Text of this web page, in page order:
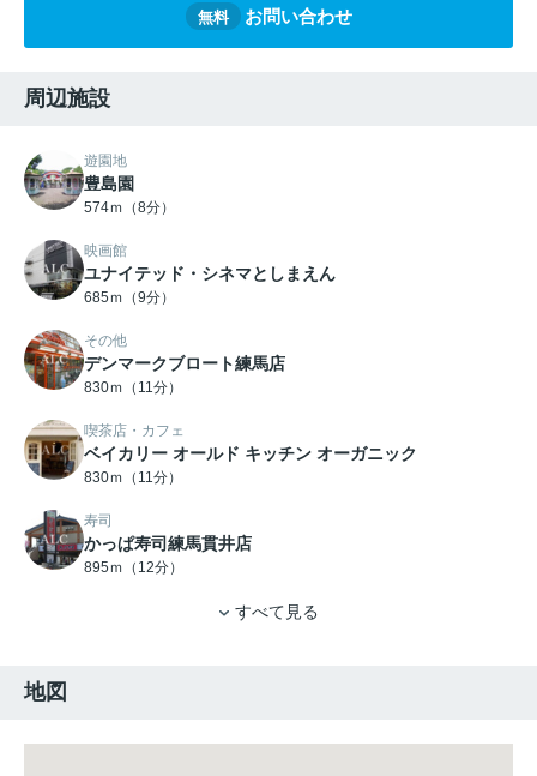
無料 お問い合わせ
周辺施設
遊園地
豊島園
574ｍ（8分）
映画館
ユナイテッド・シネマとしまえん
685ｍ（9分）
その他
デンマークブロート練馬店
830ｍ（11分）
喫茶店・カフェ
ベイカリー オールド キッチン オーガニック
830ｍ（11分）
寿司
かっぱ寿司練馬貫井店
895ｍ（12分）
すべて見る
地図